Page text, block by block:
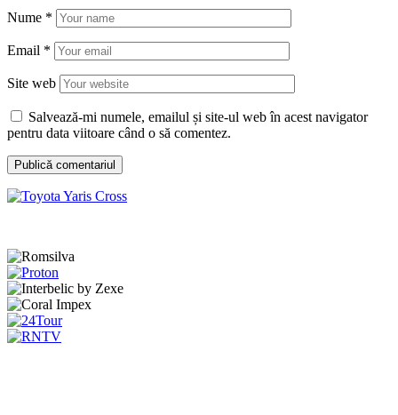
Nume *
Email *
Site web
Salvează-mi numele, emailul și site-ul web în acest navigator
pentru data viitoare când o să comentez.